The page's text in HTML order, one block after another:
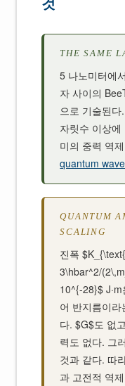
THE SAME
5 나노미터에
자 사이의
으로 기술된
자릿수 이상
미의 중력 역
quantum wave
QUANTUM
SCALING
진폭
3\hbar^2/
10^{-28}$
어 반지름이
다. $G$도 없
력도 없다. 그
것과 같다. 따
과 고전적 역